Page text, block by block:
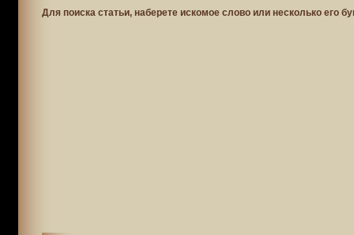
Для поиска статьи, наберете искомое слово или несколько его